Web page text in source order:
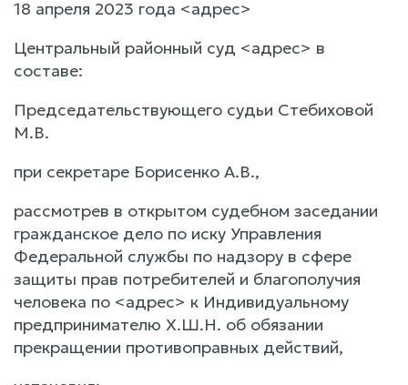
18 апреля 2023 года <адрес>
Центральный районный суд <адрес> в
составе:
Председательствующего судьи Стебиховой
М.В.
при секретаре Борисенко А.В.,
рассмотрев в открытом судебном заседании
гражданское дело по иску Управления
Федеральной службы по надзору в сфере
защиты прав потребителей и благополучия
человека по <адрес> к Индивидуальному
предпринимателю Х.Ш.Н. об обязании
прекращении противоправных действий,